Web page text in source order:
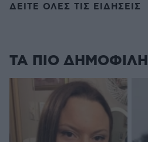
ΔΕΙΤΕ ΟΛΕΣ ΤΙΣ ΕΙΔΗΣΕΙΣ
ΤΑ ΠΙΟ ΔΗΜΟΦΙΛΗ